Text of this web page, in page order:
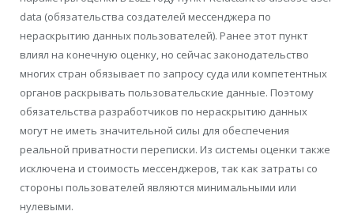
data (обязательства создателей мессенджера по
нераскрытию данных пользователей). Ранее этот пункт
влиял на конечную оценку, но сейчас законодательство
многих стран обязывает по запросу суда или компетентных
органов раскрывать пользовательские данные. Поэтому
обязательства разработчиков по нераскрытию данных
могут не иметь значительной силы для обеспечения
реальной приватности переписки. Из системы оценки также
исключена и стоимость мессенджеров, так как затраты со
стороны пользователей являются минимальными или
нулевыми.